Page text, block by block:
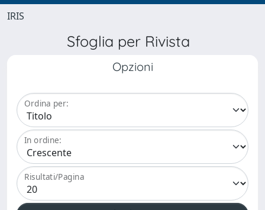
IRIS
Sfoglia per Rivista
Opzioni
Ordina per:
In ordine:
Risultati/Pagina